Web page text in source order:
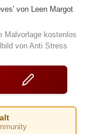
von Leen Margot
Malvorlage kostenlos
von Anti Stress